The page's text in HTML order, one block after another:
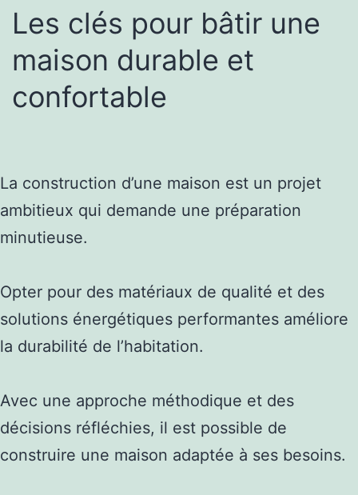
Les clés pour bâtir une
maison durable et
confortable
La construction d’une maison est un projet
ambitieux qui demande une préparation
minutieuse.
Opter pour des matériaux de qualité et des
solutions énergétiques performantes améliore
la durabilité de l’habitation.
Avec une approche méthodique et des
décisions réfléchies, il est possible de
construire une maison adaptée à ses besoins.